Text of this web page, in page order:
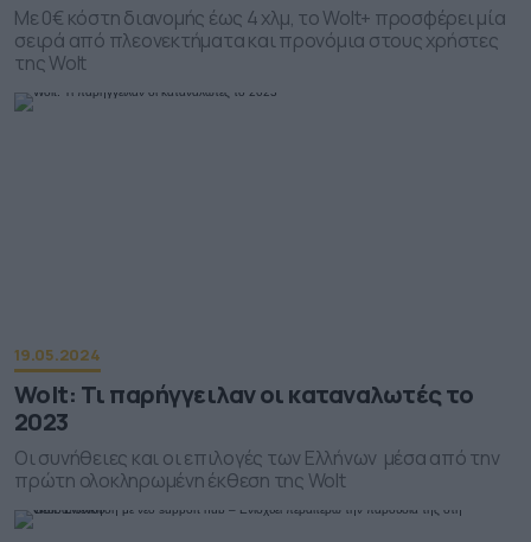
Με 0€ κόστη διανομής έως 4 χλμ, το Wolt+ προσφέρει μία
σειρά από πλεονεκτήματα και προνόμια στους χρήστες
της Wolt
19.05.2024
Wolt: Τι παρήγγειλαν οι καταναλωτές το
2023
Οι συνήθειες και οι επιλογές των Ελλήνων μέσα από την
πρώτη ολοκληρωμένη έκθεση της Wolt